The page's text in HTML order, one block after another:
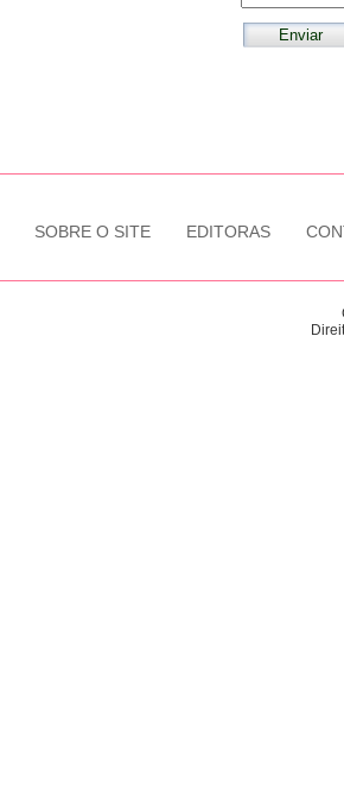
SOBRE O SITE EDITORAS